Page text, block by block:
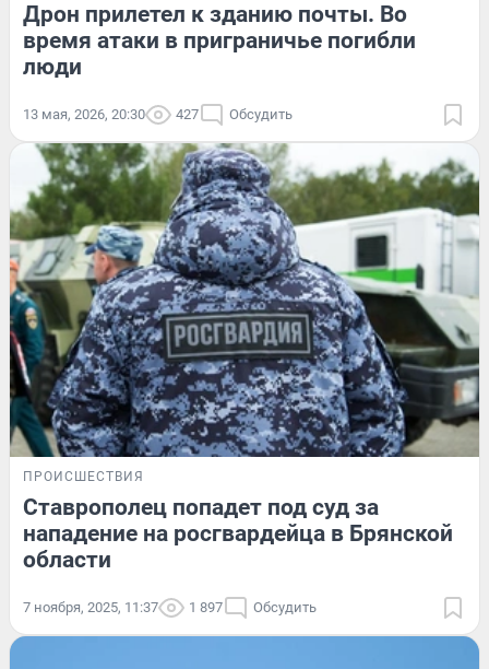
Дрон прилетел к зданию почты. Во
время атаки в приграничье погибли
люди
13 мая, 2026, 20:30 427 Обсудить
ПРОИСШЕСТВИЯ
Ставрополец попадет под суд за
нападение на росгвардейца в Брянской
области
7 ноября, 2025, 11:37 1 897 Обсудить